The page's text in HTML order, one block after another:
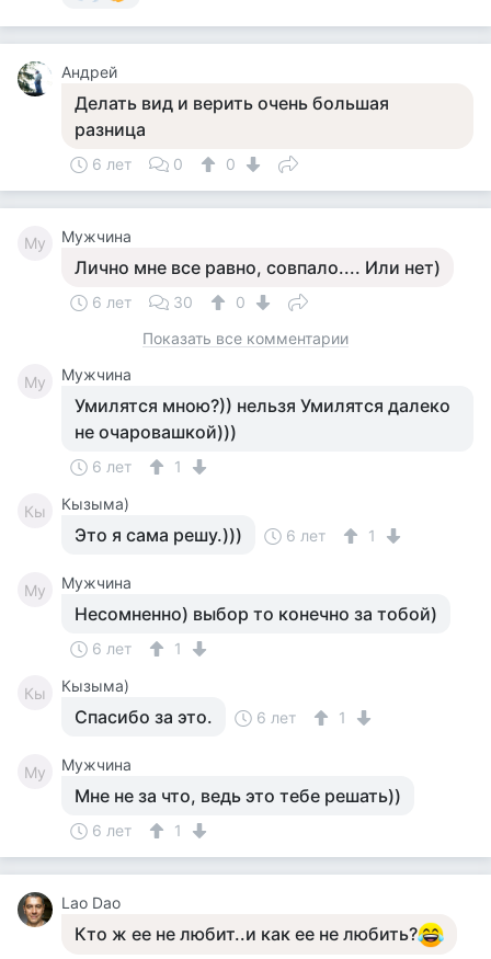
Андрей
Делать вид и верить очень большая
разница
6 лет 0 0
Му Мужчина
Лично мне все равно, совпало.... Или нет)
6 лет 30
0
Показать все комментарии
Му Мужчина
Умилятся мною?)) нельзя Умилятся далеко
не очаровашкой)))
6 лет 1
Кы Кызыма)
Это я сама решу.))) 6 лет 1
Му Мужчина
Несомненно) выбор то конечно за тобой)
6 лет 1
Кы Кызыма)
Спасибо за это. 6 лет 1
Му Мужчина
Мне не за что, ведь это тебе решать))
6 лет 1
Lao Dao
Кто ж ее не любит..и как ее не любить?